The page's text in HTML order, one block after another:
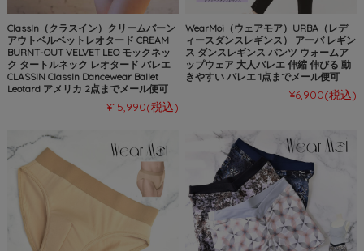
ClassIn（クラスイン）クリームバーン
アウトベルベットレオタード CREAM
BURNT-OUT VELVET LEO モックネッ
ク タートルネック レオタード バレエ
CLASSIN ClassIn Dancewear Ballet
Leotard アメリカ 2点までメール便可
¥15,990(税込)
WearMoi（ウェアモア）URBA（レデ
ィースダンスレギンス） アーバ レギン
ス ダンスレギンス パンツ ウォームア
ップウェア 大人バレエ 伸縮 伸びる 動
きやすい バレエ 1点までメール便可
¥6,900(税込)